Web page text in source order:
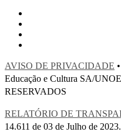
AVISO DE PRIVACIDADE
Educação e Cultura SA/
RESERVADOS
RELATÓRIO DE
14.611 de 03 de Julho de 2023.